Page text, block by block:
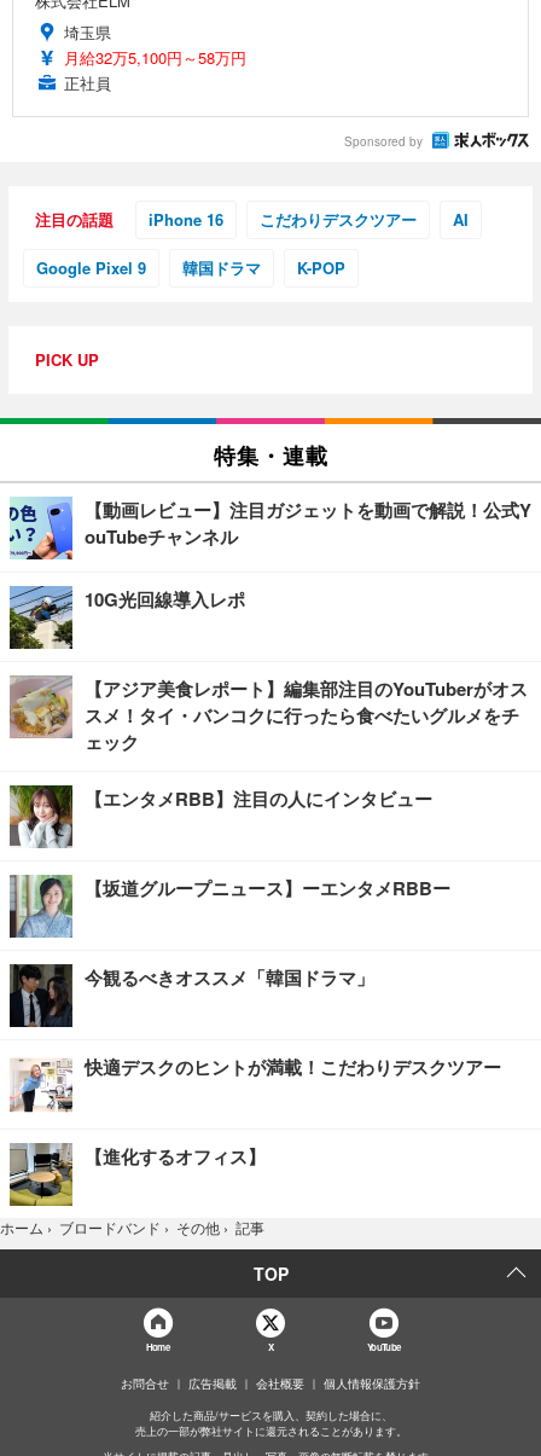
埼玉県
月給32万5,100円～58万円
正社員
Sponsored by
注目の話題 iPhone 16 こだわりデスクツアー AI
Google Pixel 9 韓国ドラマ K-POP
PICK UP
特集・連載
【動画レビュー】注目ガジェットを動画で解説！公式Y
ouTubeチャンネル
10G光回線導入レポ
【アジア美食レポート】編集部注目のYouTuberがオス
スメ！タイ・バンコクに行ったら食べたいグルメをチ
ェック
【エンタメRBB】注目の人にインタビュー
【坂道グループニュース】ーエンタメRBBー
今観るべきオススメ「韓国ドラマ」
快適デスクのヒントが満載！こだわりデスクツアー
【進化するオフィス】
ホーム › ブロードバンド › その他 › 記事
TOP
Home X YouTube
お問合せ 広告掲載 会社概要 個人情報保護方針
紹介した商品/サービスを購入、契約した場合に、
売上の一部が弊社サイトに還元されることがあります。